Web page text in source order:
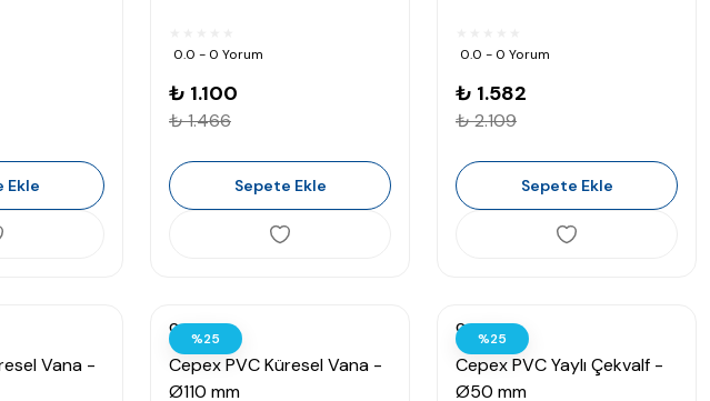
Ekle
0.0 - 0 Yorum
₺ 1.100
₺ 1.466
Sepete Ekle
0.0 - 0 Yorum
₺ 1.582
₺ 2.109
Sepete Ekle
Vana -
%25
Cepex
Cepex PVC Küresel Vana -
Ø110 mm
%25
Cepex
Cepex PVC Yaylı Çekvalf -
Ø50 mm